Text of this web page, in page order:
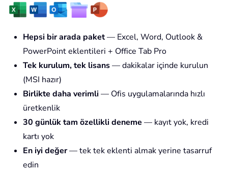
Hepsi bir arada paket— Excel, Word, Outlook &
PowerPoint eklentileri + Office Tab Pro
Tek kurulum, tek lisans— dakikalar içinde kurulun
(MSI hazır)
Birlikte daha verimli — Ofis uygulamalarında hızlı
üretkenlik
30 günlük tam özellikli deneme — kayıt yok, kredi
kartı yok
En iyi değer— tek tek eklenti almak yerine tasarruf
edin